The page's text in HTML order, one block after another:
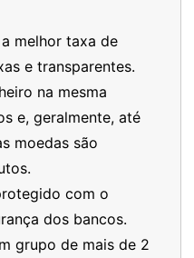
melhor taxa de
e transparentes.
na mesma
e, geralmente, até
moedas são
com o
dos bancos.
grupo de mais de 2